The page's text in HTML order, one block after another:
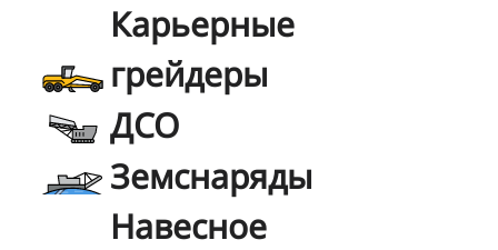
Карьерные
грейдеры
ДСО
Земснаряды
Навесное